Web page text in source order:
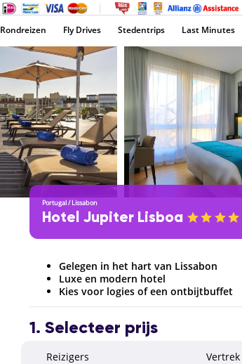
Rondreizen Fly Drives Stedentrips Last Minutes
Portugal/Lissabon
Hotel Jupiter Lisboa
Gelegen in het hart van Lissabon
Luxe en modern hotel
Kies voor logies of een ontbijtbuffet
1. Selecteer prijs
Reizigers